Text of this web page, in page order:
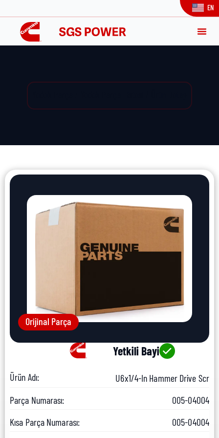
EN
Orijinal Parça
Yetkili Bayi
Ürün Adı:
U6x1/4-In Hammer Drive Scr
Parça Numarası:
005-04004
Kısa Parça Numarası:
005-04004